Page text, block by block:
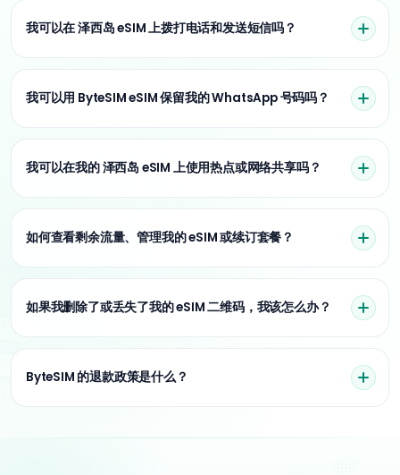
我可以在 泽西岛 eSIM 上拨打电话和发送短信吗？
我可以用 ByteSIM eSIM 保留我的 WhatsApp 号码吗？
我可以在我的 泽西岛 eSIM 上使用热点或网络共享吗？
如何查看剩余流量、管理我的 eSIM 或续订套餐？
如果我删除了或丢失了我的 eSIM 二维码，我该怎么办？
ByteSIM 的退款政策是什么？